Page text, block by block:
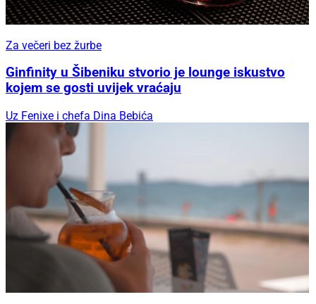
Za večeri bez žurbe
Ginfinity u Šibeniku stvorio je lounge iskustvo
kojem se gosti uvijek vraćaju
Uz Fenixe i chefa Dina Bebića